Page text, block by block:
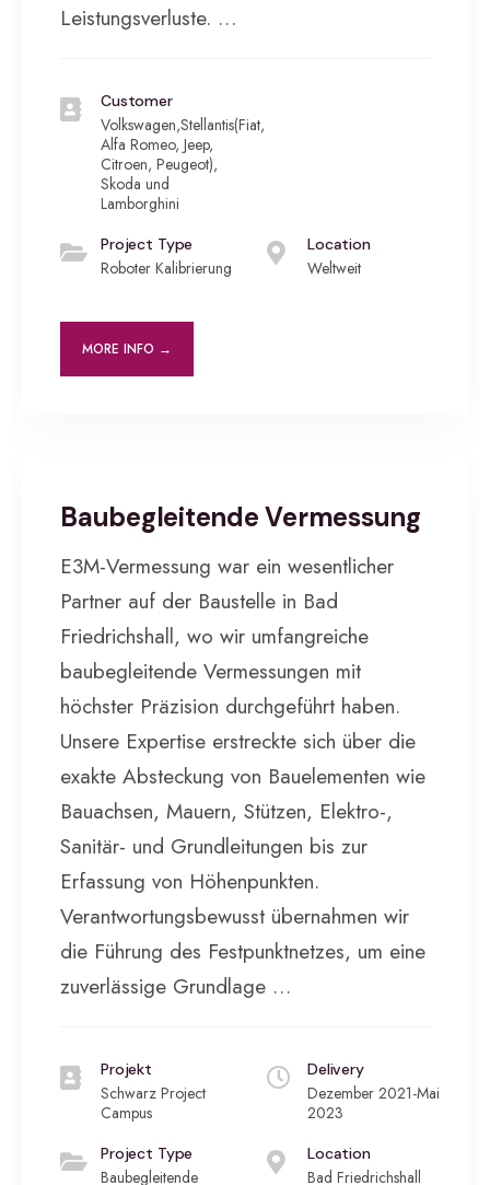
Leistungsverluste. …
Customer
Volkswagen,Stellantis(Fiat,
Alfa Romeo, Jeep,
Citroen, Peugeot),
Skoda und
Lamborghini
Project Type
Roboter Kalibrierung
Location
Weltweit
MORE INFO →
Baubegleitende Vermessung
E3M-Vermessung war ein wesentlicher
Partner auf der Baustelle in Bad
Friedrichshall, wo wir umfangreiche
baubegleitende Vermessungen mit
höchster Präzision durchgeführt haben.
Unsere Expertise erstreckte sich über die
exakte Absteckung von Bauelementen wie
Bauachsen, Mauern, Stützen, Elektro-,
Sanitär- und Grundleitungen bis zur
Erfassung von Höhenpunkten.
Verantwortungsbewusst übernahmen wir
die Führung des Festpunktnetzes, um eine
zuverlässige Grundlage …
Projekt
Schwarz Project
Campus
Delivery
Dezember 2021-Mai
2023
Project Type
Baubegleitende
Location
Bad Friedrichshall